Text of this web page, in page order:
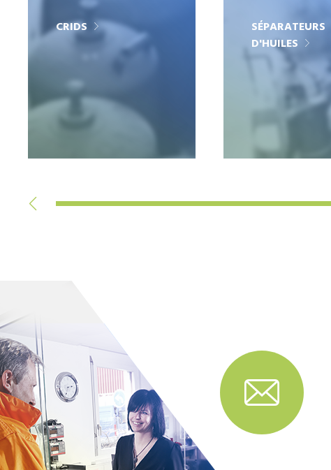
CRIDS
SÉPARATEURS
D'HUILES